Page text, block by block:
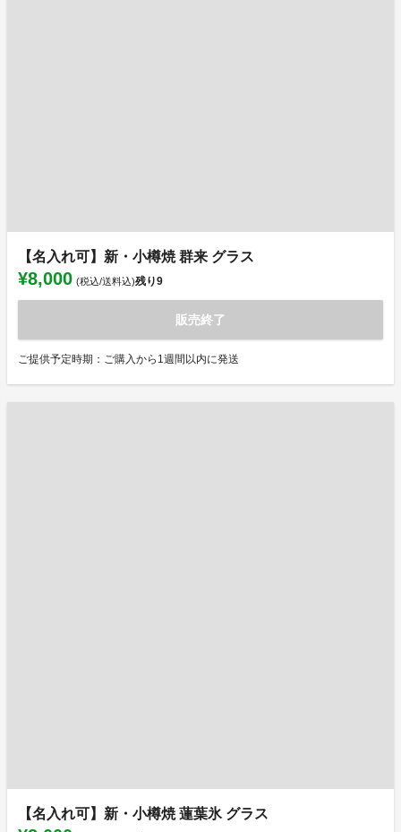
【名入れ可】新・小樽焼 群来 グラス
¥8,000 (税込/送料込)残り9
販売終了
ご提供予定時期：ご購入から1週間以内に発送
【名入れ可】新・小樽焼 蓮葉氷 グラス